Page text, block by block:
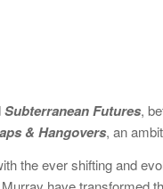
Subterranean Futures,
& Hangovers, an
the ever shifting and